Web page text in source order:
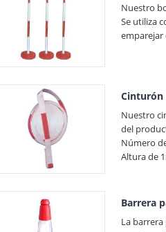
Nuestro
Se utiliza
emparejar
Cinturón
Nuestro
del
Número
Altura de
Barrera
La